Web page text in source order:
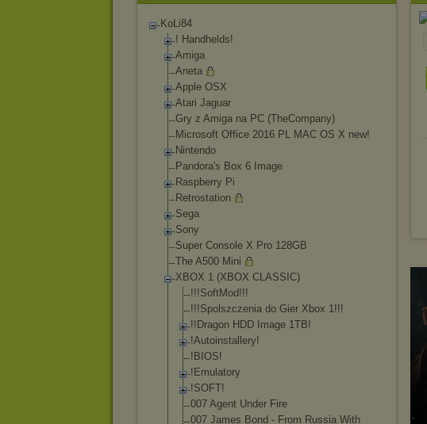
KoLi84
! Handhelds!
Amiga
Aneta
Apple OSX
Atari Jaguar
Gry z Amiga na PC (TheCompany)
Microsoft Office 2016 PL MAC OS X new!
Nintendo
Pandora's Box 6 Image
Raspberry Pi
Retrostation
Sega
Sony
Super Console X Pro 128GB
The A500 Mini
XBOX 1 (XBOX CLASSIC)
!!!SoftMod!!!
!!!Spolszczenia do Gier Xbox 1!!!
!!Dragon HDD Image 1TB!
!Autoinstallery!
!BIOS!
!Emulatory
!SOFT!
007 Agent Under Fire
007 James Bond - From Russia With